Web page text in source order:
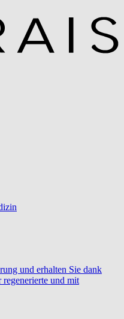
und erhalten Sie dank
und mit